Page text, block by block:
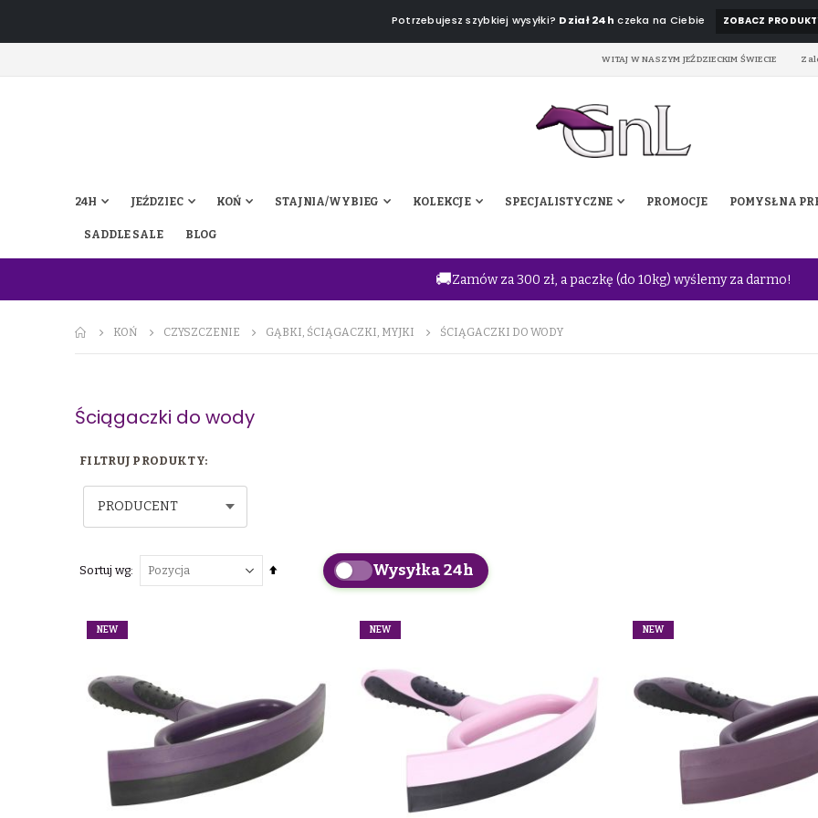
Potrzebujesz szybkiej wysyłki? Dział 24h czeka na Ciebie ZOBACZ
WITAJ W NASZYM JEŹDZIECKIM ŚWIECIE
24H JEŹDZIEC KOŃ STAJNIA/WYBIEG KOLEKCJE SPECJALISTYCZNE PROMOCJE POMYSŁ NA
SADDLE SALE BLOG
🚚Zamów za 300 zł, a paczkę (do 10kg) wyślemy za darmo!
KOŃ CZYSZCZENIE GĄBKI, ŚCIĄGACZKI, MYJKI ŚCIĄGACZKI DO WODY
Ściągaczki do wody
PRODUCENT
Sortuj wg
Ustaw
Wysyłka 24h
NEW NEW NEW